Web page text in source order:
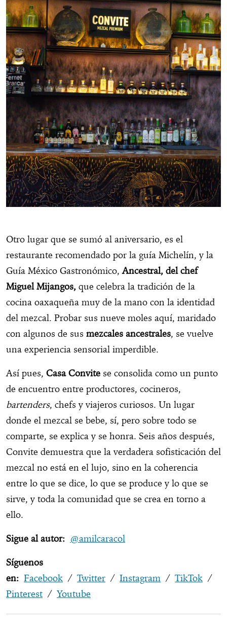
Otro lugar que se sumó al aniversario, es el
restaurante recomendado por la guía Michelín, y la
Guía México Gastronómico,Ancestral, del chef
Miguel Mijangos, que celebra la tradición de la
cocina oaxaqueña muy de la mano con la identidad
del mezcal. Probar sus nueve moles aquí, maridado
con algunos de sus mezcales ancestrales, se vuelve
una experiencia sensorial imperdible.
Así pues, Casa Convite se consolida como un punto
de encuentro entre productores, cocineros,
bartenders, chefs y viajeros curiosos. Un lugar
donde el mezcal se bebe, sí, pero sobre todo se
comparte, se explica y se honra. Seis años después,
Convite demuestra que la verdadera sofisticación del
mezcal no está en el lujo, sino en la coherencia
entre lo que se dice, lo que se produce y lo que se
sirve, y toda la comunidad que se crea en torno a
ello.
Sigue al autor: @amilcaracol
Síguenos
en: Facebook / Twitter / Instagram / TikTok /
Pinterest / Youtube